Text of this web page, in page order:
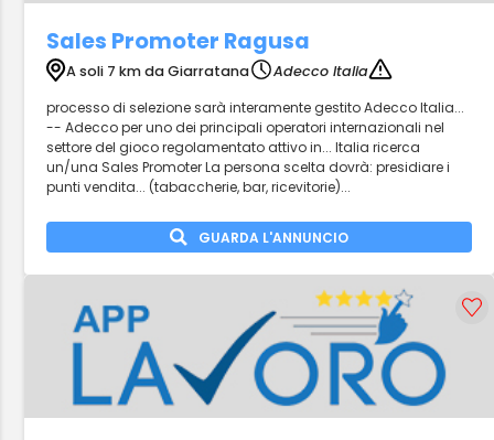
Sales Promoter Ragusa
A soli 7 km da Giarratana
Adecco Italia
processo di selezione sarà interamente gestito Adecco Italia...
-- Adecco per uno dei principali operatori internazionali nel
settore del gioco regolamentato attivo in... Italia ricerca
un/una Sales Promoter La persona scelta dovrà: presidiare i
punti vendita... (tabaccherie, bar, ricevitorie)...
GUARDA L'ANNUNCIO